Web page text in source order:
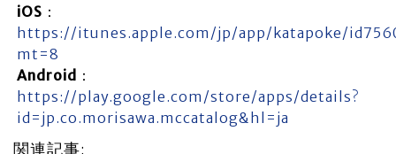
iOS ：
https://itunes.apple.com/jp/app/katapoke/
mt=8
Android ：
https://play.google.com/store/apps/details?
id=jp.co.morisawa.mccatalog&hl=ja
関連記事: